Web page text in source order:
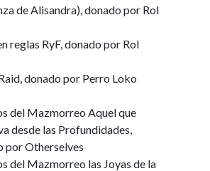
de Alisandra), donado por Rol
reglas RyF, donado por Rol
donado por Perro Loko
del Mazmorreo Aquel que
desde las Profundidades,
por Otherselves
del Mazmorreo las Joyas de la